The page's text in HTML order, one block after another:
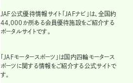
JAF公式優待情報サイト「JAFナビ」は、全国約
44,000か所ある会員優待施設をご紹介する
ポータルサイトです。
「JAFモータースポーツ」は国内四輪モータース
ポーツに関する情報をご紹介する公式サイトで
す。